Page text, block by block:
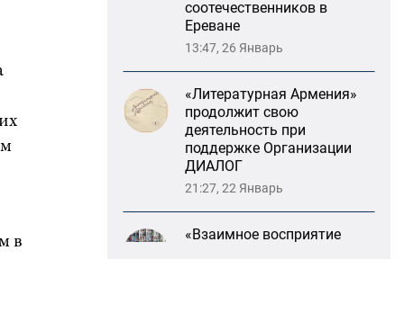
в
«Литературная Армения»
продолжит свою
деятельность при
поддержке Организации
ДИАЛОГ
21:27, 22 Январь
«Взаимное восприятие
образов Армении и
России»: совместный
круглый стол РСМД и